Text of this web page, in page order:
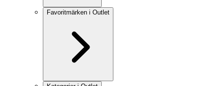
Favoritmärken i Outlet